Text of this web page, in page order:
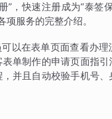
”，快速注册成为“泰签
服务的完整介绍。
以在表单页面查看办理
单制作的申请页面指
并且自动校验手机号